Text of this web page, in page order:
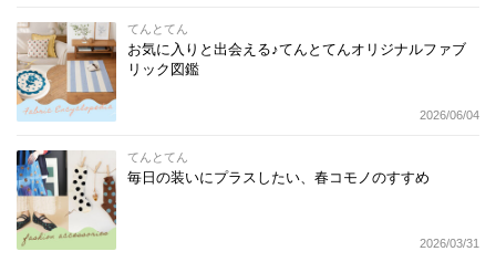
てんとてん
お気に入りと出会える♪てんとてんオリジナルファブ
リック図鑑
2026/06/04
てんとてん
毎日の装いにプラスしたい、春コモノのすすめ
2026/03/31